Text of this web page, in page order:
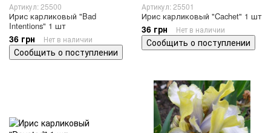
Артикул: 25500
Ирис карликовый "Bad
Intentions" 1 шт
36 грн Нет в наличии
Сообщить о поступлении
Артикул: 25501
Ирис карликовый "Cachet" 1 шт
36 грн Нет в наличии
Сообщить о поступлении